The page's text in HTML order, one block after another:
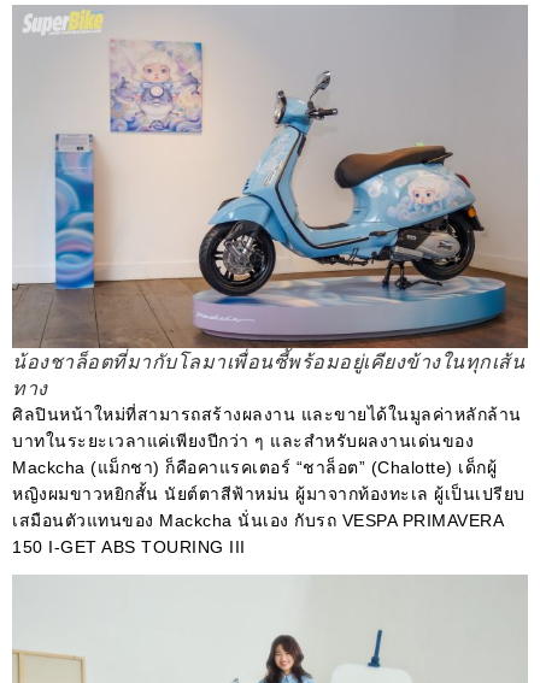
น้องชาล็อตที่มากับโลมาเพื่อนซี้พร้อมอยู่เคียงข้างในทุกเส้น
ทาง
ศิลปินหน้าใหม่ที่สามารถสร้างผลงาน และขายได้ในมูลค่าหลักล้าน
บาทในระยะเวลาแค่เพียงปีกว่า ๆ และสำหรับผลงานเด่นของ
Mackcha (แม็กชา) ก็คือคาแรคเตอร์ “ชาล็อต” (Chalotte) เด็กผู้
หญิงผมขาวหยิกสั้น นัยต์ตาสีฟ้าหม่น ผู้มาจากท้องทะเล ผู้เป็นเปรียบ
เสมือนตัวแทนของ Mackcha นั่นเอง กับรถ VESPA PRIMAVERA
150 I-GET ABS TOURING III